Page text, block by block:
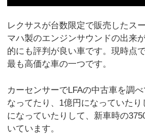
レクサスが台数限定で販売したス
マハ製のエンジンサウンドの出来
的にも評判が良い車です。現時点
最も高価な車の一つです。
カーセンサーでLFAの中古車を調
なってたり、1億円になっていた
になっていたりして、新車時の
いています。